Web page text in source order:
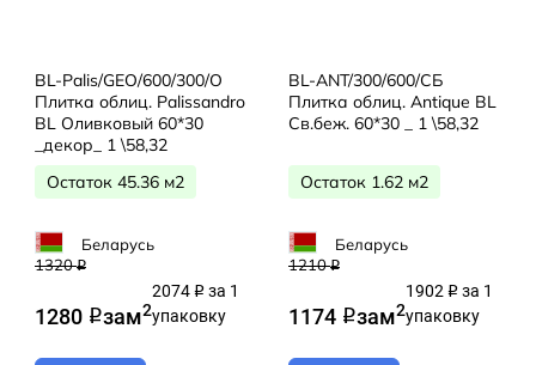
BL-Palis/GEO/600/300/О
Плитка облиц. Palissandro
BL Оливковый 60*30
_декор_ 1 \58,32
Остаток 45.36 м2
Беларусь
1320q
1280 qзам2
2074 q за 1
упаковку
BL-ANT/300/600/СБ
Плитка облиц. Antique BL
Св.беж. 60*30 _ 1 \58,32
Остаток 1.62 м2
Беларусь
1210q
1174 qзам2
1902 q за 1
упаковку